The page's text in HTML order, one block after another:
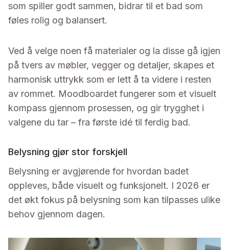
som spiller godt sammen, bidrar til et bad som
føles rolig og balansert.
Ved å velge noen få materialer og la disse gå igjen
på tvers av møbler, vegger og detaljer, skapes et
harmonisk uttrykk som er lett å ta videre i resten
av rommet. Moodboardet fungerer som et visuelt
kompass gjennom prosessen, og gir trygghet i
valgene du tar – fra første idé til ferdig bad.
Belysning gjør stor forskjell
Belysning er avgjørende for hvordan badet
oppleves, både visuelt og funksjonelt. I 2026 er
det økt fokus på belysning som kan tilpasses ulike
behov gjennom dagen.